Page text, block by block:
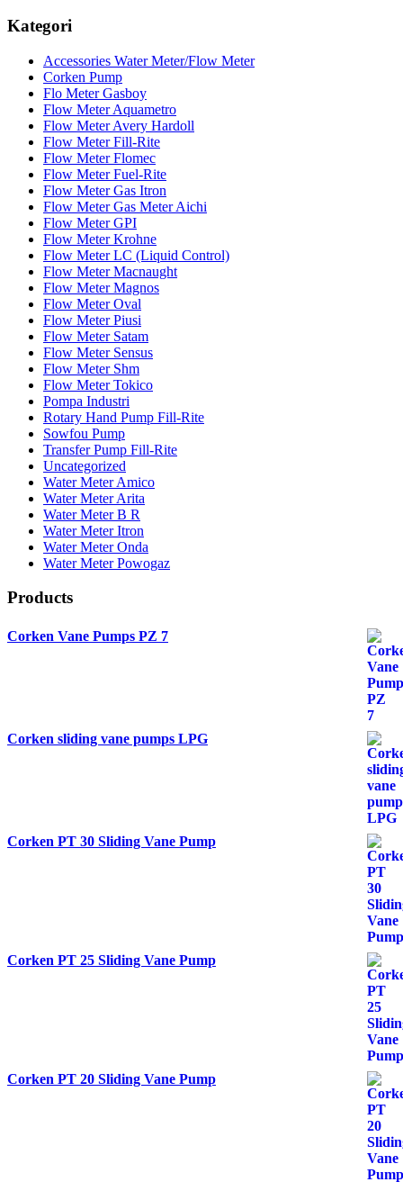
Kategori
Accessories Water Meter/Flow Meter
Corken Pump
Flo Meter Gasboy
Flow Meter Aquametro
Flow Meter Avery Hardoll
Flow Meter Fill-Rite
Flow Meter Flomec
Flow Meter Fuel-Rite
Flow Meter Gas Itron
Flow Meter Gas Meter Aichi
Flow Meter GPI
Flow Meter Krohne
Flow Meter LC (Liquid Control)
Flow Meter Macnaught
Flow Meter Magnos
Flow Meter Oval
Flow Meter Piusi
Flow Meter Satam
Flow Meter Sensus
Flow Meter Shm
Flow Meter Tokico
Pompa Industri
Rotary Hand Pump Fill-Rite
Sowfou Pump
Transfer Pump Fill-Rite
Uncategorized
Water Meter Amico
Water Meter Arita
Water Meter B R
Water Meter Itron
Water Meter Onda
Water Meter Powogaz
Products
Corken Vane Pumps PZ 7
Corken sliding vane pumps LPG
Corken PT 30 Sliding Vane Pump
Corken PT 25 Sliding Vane Pump
Corken PT 20 Sliding Vane Pump